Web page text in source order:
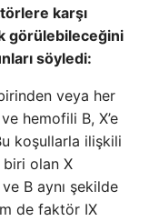
karşı
görülebileceğini
söyledi:
veya her
hemofili B, X’e
koşullarla ilişkili
olan X
B aynı şekilde
de faktör IX